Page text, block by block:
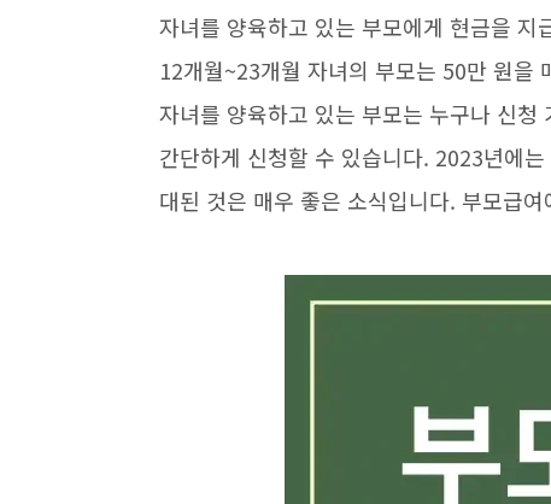
자녀를 양육하고 있는 부모에게 현금을
12개월~23개월 자녀의 부모는 50만 원을
자녀를 양육하고 있는 부모는 누구나 신
간단하게 신청할 수 있습니다. 2023년에
대된 것은 매우 좋은 소식입니다. 부모급